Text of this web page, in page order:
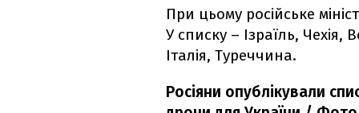
При цьому російське
У списку – Ізраїль, Чехія,
Італія, Туреччина.
Росіяни опублікували